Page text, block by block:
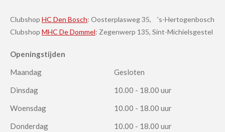
Clubshop HC Den Bosch: Oosterplasweg 35, 's-Hertogenbosch
Clubshop MHC De Dommel: Zegenwerp 135, Sint-Michielsgestel
Openingstijden
Maandag
Gesloten
Dinsdag
10.00 - 18.00 uur
Woensdag
10.00 - 18.00 uur
Donderdag
10.00 - 18.00 uur